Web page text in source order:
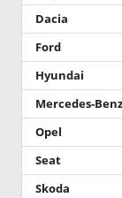
Dacia
Ford
Hyundai
Mercedes-Benz
Opel
Seat
Skoda